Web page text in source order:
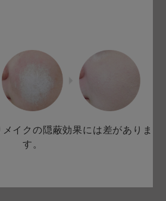
イクの隠蔽効果には差がありま
す。